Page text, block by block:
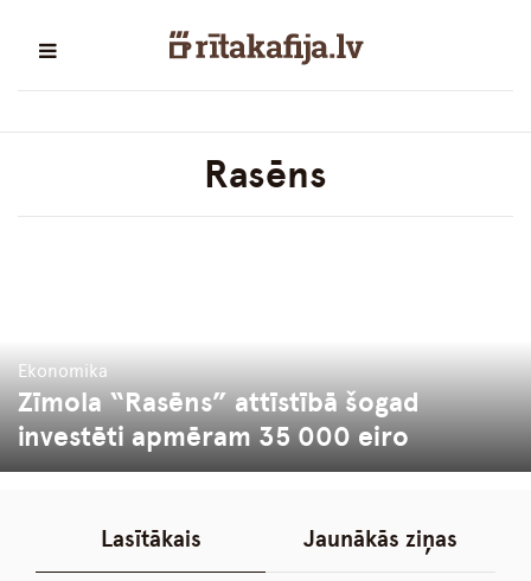
Rasēns
Ekonomika
Zīmola “Rasēns” attīstībā šogad
investēti apmēram 35 000 eiro
Lasītākais Jaunākās ziņas